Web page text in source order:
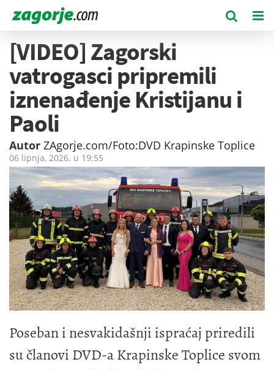
[VIDEO] Zagorski
vatrogasci pripremili
iznenađenje Kristijanu i
Paoli
Autor ZAgorje.com/Foto:DVD Krapinske Toplice
06 lipnja, 2026. u 19:55
Poseban i nesvakidašnji ispraćaj priredili
su članovi DVD-a Krapinske Toplice svom